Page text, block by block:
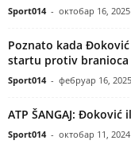
Sport014 - октобар 16, 2025
Poznato kada
startu protiv
Sport014 - фебруар 16, 2025
ATP ŠANGAJ:
Sport014 - октобар 11, 2024